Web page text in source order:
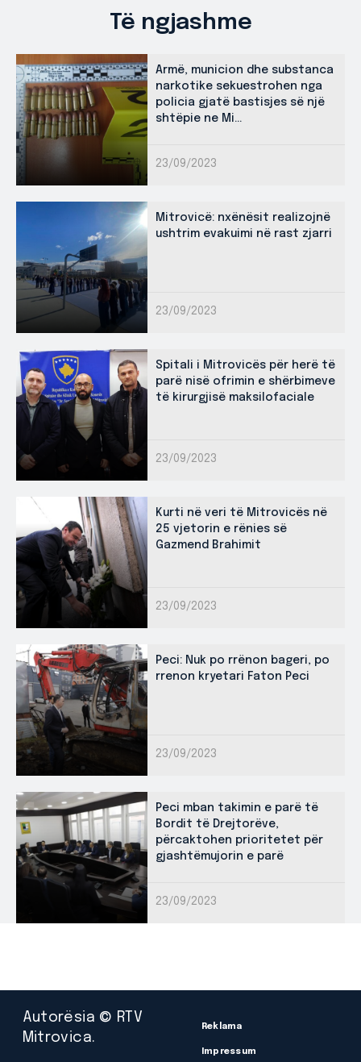
Të ngjashme
Armë, municion dhe substanca
narkotike sekuestrohen nga
policia gjatë bastisjes së një
shtëpie ne Mi...
23/09/2023
Mitrovicë: nxënësit realizojnë
ushtrim evakuimi në rast zjarri
23/09/2023
Spitali i Mitrovicës për herë të
parë nisë ofrimin e shërbimeve
të kirurgjisë maksilofaciale
23/09/2023
Kurti në veri të Mitrovicës në
25 vjetorin e rënies së
Gazmend Brahimit
23/09/2023
Peci: Nuk po rrënon bageri, po
rrenon kryetari Faton Peci
23/09/2023
Peci mban takimin e parë të
Bordit të Drejtorëve,
përcaktohen prioritetet për
gjashtëmujorin e parë
23/09/2023
Autorësia © RTV
Mitrovica.
Reklama
Impressum